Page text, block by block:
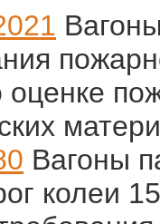
Вагоны
колеи